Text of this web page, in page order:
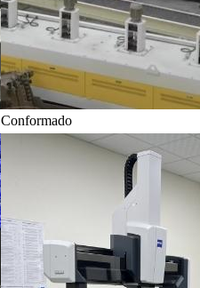
Conformado